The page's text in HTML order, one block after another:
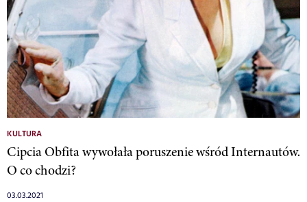
KULTURA
Cipcia Obfita wywołała poruszenie wśród Internautów.
O co chodzi?
03.03.2021